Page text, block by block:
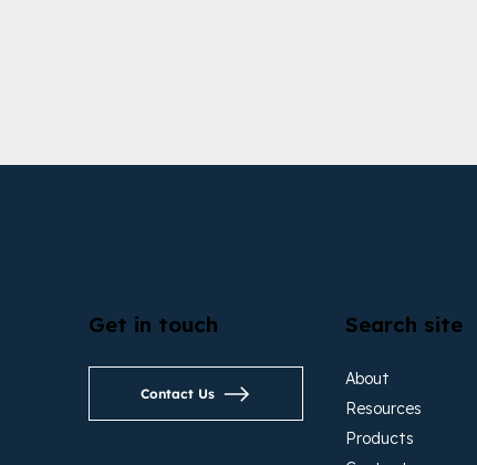
Search site
About
Resources
Products
Get in touch
Contact Us